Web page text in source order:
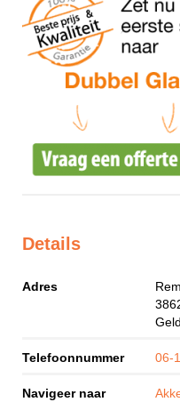
Details
Adres
Telefoonnummer 06-
Navigeer naar